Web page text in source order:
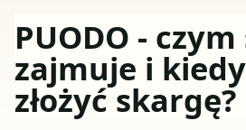
PUODO - czym
zajmuje i
złożyć skargę?